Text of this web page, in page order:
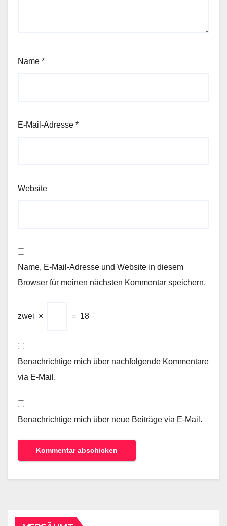
Name *
E-Mail-Adresse *
Website
Name, E-Mail-Adresse und Website in diesem
Browser für meinen nächsten Kommentar speichern.
zwei × = 18
Benachrichtige mich über nachfolgende Kommentare
via E-Mail.
Benachrichtige mich über neue Beiträge via E-Mail.